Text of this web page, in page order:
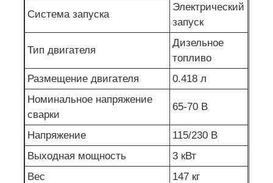
Система запуска
Электрический
запуск
Тип двигателя
Дизельное
топливо
Размещение двигателя
0.418 л
Номинальное напряжение
сварки
65-70 В
Напряжение
115/230 В
Выходная мощность
3 кВт
Вес
147 кг